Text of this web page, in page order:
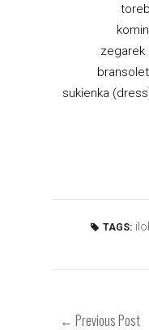
zegarek
sukienka
TAGS:
← Previous Post